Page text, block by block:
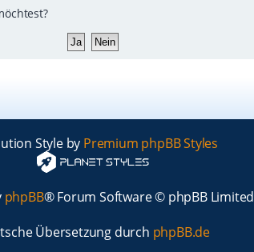
Style by Premium phpBB Styles
phpBB® Forum Software © phpBB Limited
Übersetzung durch phpBB.de